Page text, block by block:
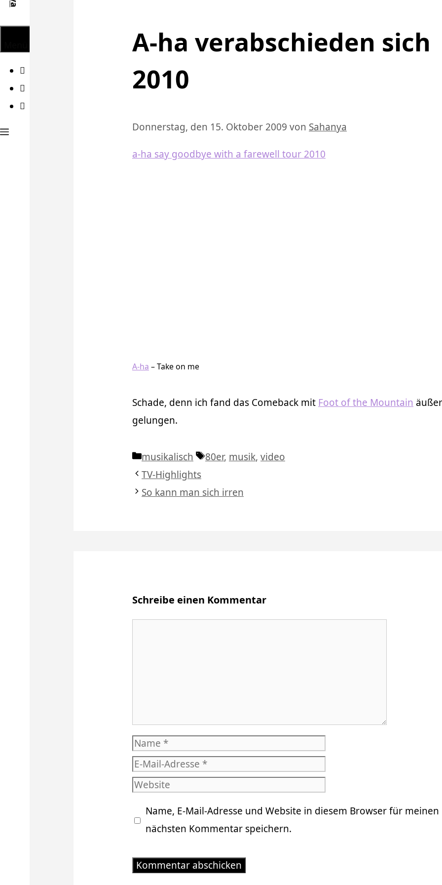
A-ha verabschieden sich
2010
Donnerstag, den 15. Oktober 2009 von Sahanya
a-ha say goodbye with a farewell tour 2010
A-ha – Take on me
Schade, denn ich fand das Comeback mit Foot of the Mountain
gelungen.
Kategorien
musikalisch Schlagwörter
80er, musik, video
TV-Highlights
So kann man sich irren
Schreibe einen Kommentar
Name
E-
Mail-
Website
Name, E-Mail-Adresse und Website in diesem Browser für meinen
nächsten Kommentar speichern.